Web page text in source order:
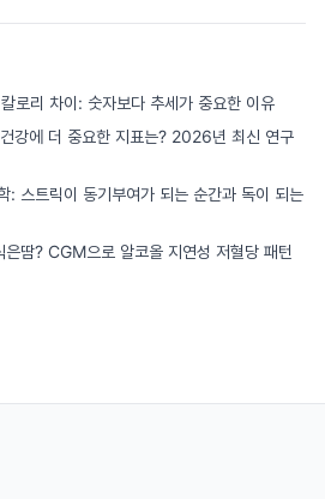
로리 차이: 숫자보다 추세가 중요한 이유
강에 더 중요한 지표는? 2026년 최신 연구
: 스트릭이 동기부여가 되는 순간과 독이 되는
땀? CGM으로 알코올 지연성 저혈당 패턴